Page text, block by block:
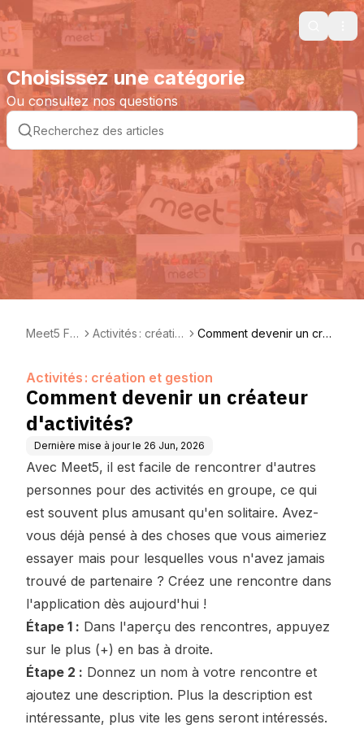
Search
Choisissez une catégorie
Ou consultez nos questions
Meet5 FA
Activités : créatio
Comment devenir un créa
Activités : création et gestion
Comment devenir un créateur
d'activités?
Dernière mise à jour le 26 Jun, 2026
Avec Meet5, il est facile de rencontrer d'autres
personnes pour des activités en groupe, ce qui
est souvent plus amusant qu'en solitaire. Avez-
vous déjà pensé à des choses que vous aimeriez
essayer mais pour lesquelles vous n'avez jamais
trouvé de partenaire ? Créez une rencontre dans
l'application dès aujourd'hui !
Étape 1 : Dans l'aperçu des rencontres, appuyez
sur le plus (+) en bas à droite.
Étape 2 : Donnez un nom à votre rencontre et
ajoutez une description. Plus la description est
intéressante, plus vite les gens seront intéressés.